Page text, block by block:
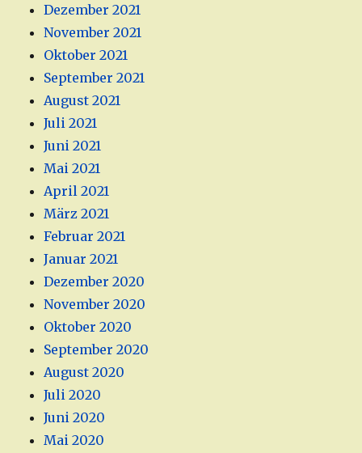
Dezember 2021
November 2021
Oktober 2021
September 2021
August 2021
Juli 2021
Juni 2021
Mai 2021
April 2021
März 2021
Februar 2021
Januar 2021
Dezember 2020
November 2020
Oktober 2020
September 2020
August 2020
Juli 2020
Juni 2020
Mai 2020